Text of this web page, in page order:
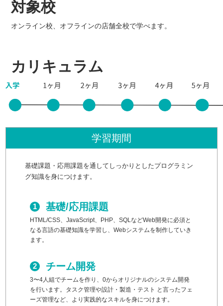
対象校
オンライン校、オフラインの店舗全校で学べます。
カリキュラム
学習期間
基礎課題・応用課題を通してしっかりとしたプログラミン
グ知識を身につけます。
基礎/応用課題
HTML/CSS、JavaScript、PHP、SQLなどWeb開発に必須と
なる言語の基礎知識を学習し、Webシステムを制作していき
ます。
チーム開発
3〜4人組でチームを作り、0からオリジナルのシステム開発
を行います。タスク管理や設計・製造・テスト と言ったフェ
ーズ管理など、より実践的なスキルを身につけます。